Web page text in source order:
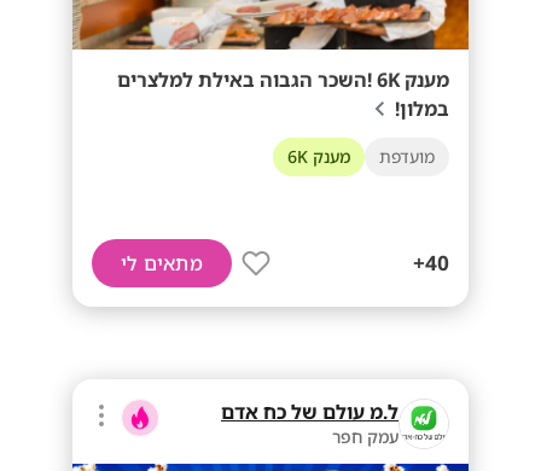
מענק 6K !השכר הגבוה באילת למלצרים
במלון!
מועדפת מענק 6K
40+ מתאים לי
ל.מ עולם של כח אדם
עמק חפר